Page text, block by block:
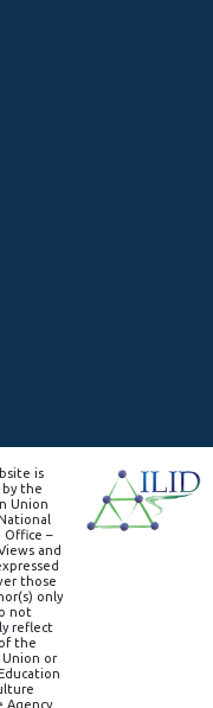
is
the
Union
Office –
and
those
only
not
reflect
the
Union or
Agency